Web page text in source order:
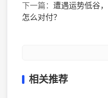
下一篇： 遭遇运势低谷
怎么对付？
相关推荐